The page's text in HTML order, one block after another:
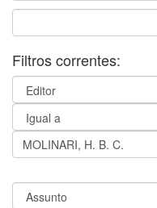
Filtros correntes: